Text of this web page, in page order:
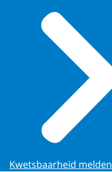
Kwetsbaarheid melden